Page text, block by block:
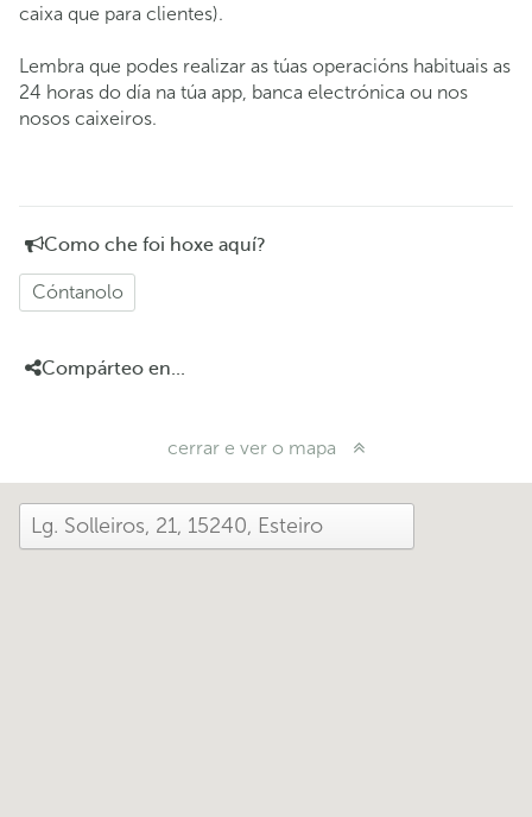
caixa que para clientes).
Lembra que podes realizar as túas operacións habituais as
24 horas do día na túa app, banca electrónica ou nos
nosos caixeiros.
Como che foi hoxe aquí?
Cóntanolo
Compárteo en...
cerrar e ver o mapa